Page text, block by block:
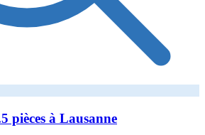
pièces à Lausanne